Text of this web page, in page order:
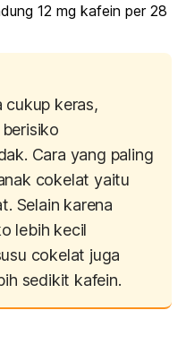
12 mg kafein per 28
cukup keras,
Cara yang paling
cokelat yaitu
Selain karena
lebih kecil
cokelat juga
sedikit kafein.